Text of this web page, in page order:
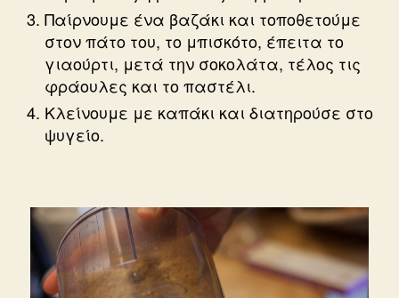
Παίρνουμε ένα βαζάκι και τοποθετούμε
στον πάτο του, το μπισκότο, έπειτα το
γιαούρτι, μετά την σοκολάτα, τέλος τις
φράουλες και το παστέλι.
Κλείνουμε με καπάκι και διατηρούσε στο
ψυγείο.